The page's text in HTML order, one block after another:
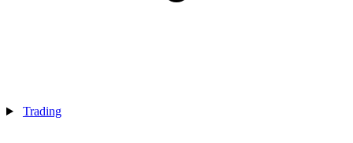
Trading